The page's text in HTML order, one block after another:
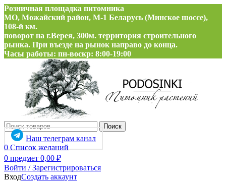
Розничная площадка питомника
МО, Можайский район, М-1 Беларусь (Минское шоссе),
108-й км.
поворот на г.Верея, 300м. территория строительного
рынка. При въезде на рынок направо до конца.
Часы работы: пн-воскр: 8:00-19:00
Поиск
Наш телеграм канал
0 Список желаний
0 предмет 0,00 ₽
Войти / Зарегистрироваться
ВходСоздать аккаунт